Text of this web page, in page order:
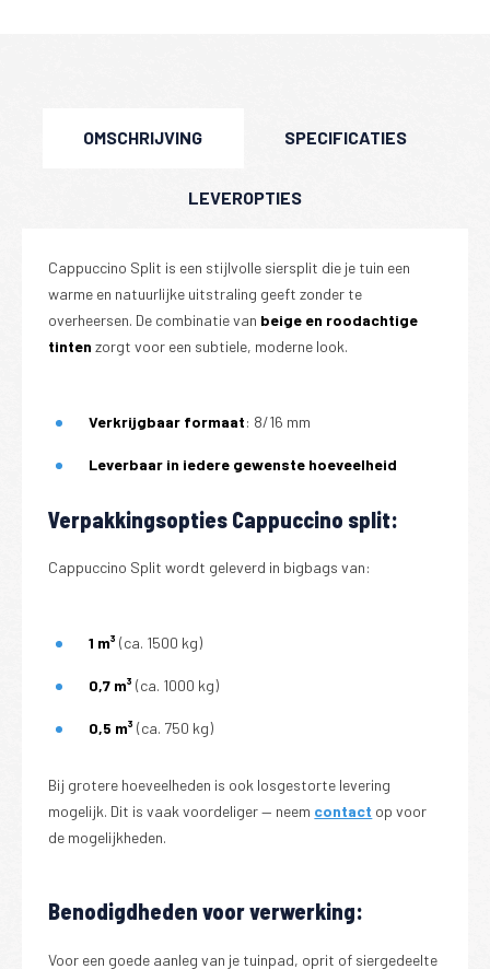
OMSCHRIJVING SPECIFICATIES
LEVEROPTIES
Cappuccino Split is een stijlvolle siersplit die je tuin een
warme en natuurlijke uitstraling geeft zonder te
overheersen. De combinatie van beige en roodachtige
tinten zorgt voor een subtiele, moderne look.
Verkrijgbaar formaat: 8/16 mm
Leverbaar in iedere gewenste hoeveelheid
Verpakkingsopties Cappuccino split:
Cappuccino Split wordt geleverd in bigbags van:
1 m³ (ca. 1500 kg)
0,7 m³ (ca. 1000 kg)
0,5 m³ (ca. 750 kg)
Bij grotere hoeveelheden is ook losgestorte levering
mogelijk. Dit is vaak voordeliger — neem contact op voor
de mogelijkheden.
Benodigdheden voor verwerking:
Voor een goede aanleg van je tuinpad, oprit of siergedeelte